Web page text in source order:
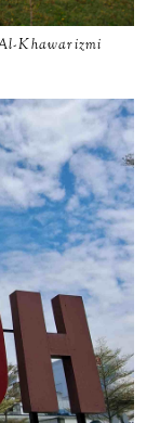
Khawarizmi